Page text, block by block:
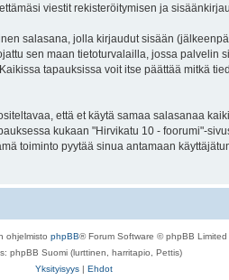
viestit rekisteröitymisen ja
salasana, jolla kirjaudut sisään
sen maan tietoturvalailla, jossa palvelin
tapauksissa voit itse päättää mitkä
että et käytä samaa salasanaa
kukaan "Hirvikatu 10 - foorumi"-
toiminto pyytää sinua antamaan
ohjelmisto phpBB® Forum Software © phpBB Limited
phpBB Suomi (lurttinen, harritapio, Pettis)
Yksityisyys | Ehdot